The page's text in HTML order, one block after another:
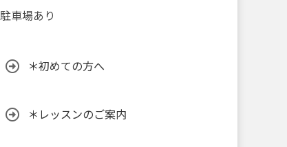
駐車場あり
＊初めての方へ
＊レッスンのご案内